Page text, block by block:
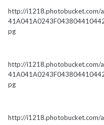
http://i1218.photobucket.com/
pg
http://i1218.photobucket.com/
pg
http://i1218.photobucket.com/